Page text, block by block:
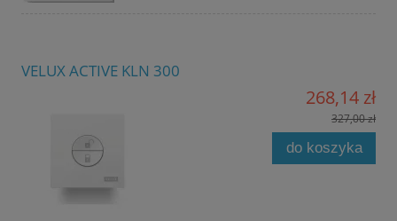
VELUX ACTIVE KLN 300
268,14 zł
327,00 zł
do koszyka